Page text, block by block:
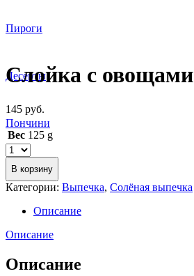
Пироги
Десерты
Пончини
Слойка с овощами
145 руб.
Вес 125 g
В корзину
Категории: Выпечка, Солёная выпечка
Описание
Описание
Описание